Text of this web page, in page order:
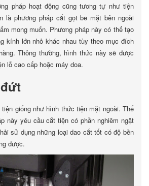
pháp hoạt động cũng tương tự như tiện
là phương pháp cắt gọt bề mặt bên ngoài
mong muốn. Phương pháp này có thể tạo
kính lớn nhỏ khác nhau tùy theo mục đích
Thông thường, hình thức này sẽ được
lỗ cao cấp hoặc máy doa.
tiện giống như hình thức tiện mặt ngoài. Thế
này yêu cầu cắt tiện có phần nghiêm ngặt
sử dụng những loại dao cắt tốt có độ bền
được.